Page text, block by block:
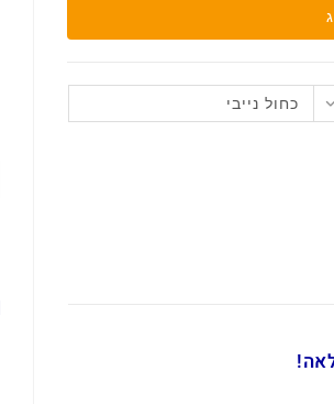
כחול נייבי